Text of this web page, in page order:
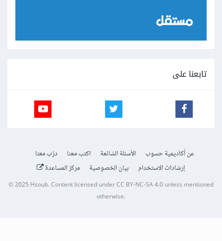
تابعنا على
عن أكاديمية حسوب الأسئلة الشائعة اكتب معنا
درّب معنا
إرشادات الاستخدام
بيان الخصوصية مركز المساعدة
© 2025 Hsoub.Content licensed underCC BY-NC-SA 4.0unless mentioned
otherwise.